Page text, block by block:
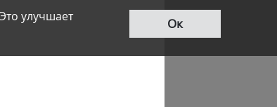
улучшает
Ок